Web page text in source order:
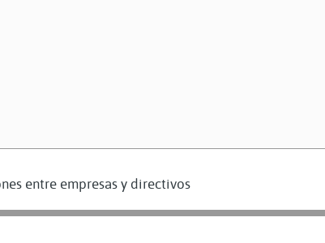
entre empresas y directivos